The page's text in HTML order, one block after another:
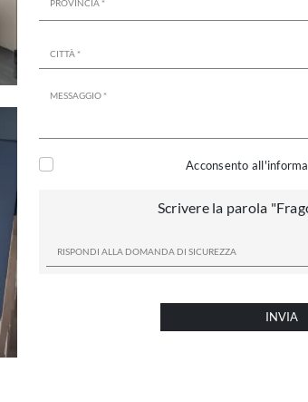
Acconsento
Scrivere la parola
INVIA